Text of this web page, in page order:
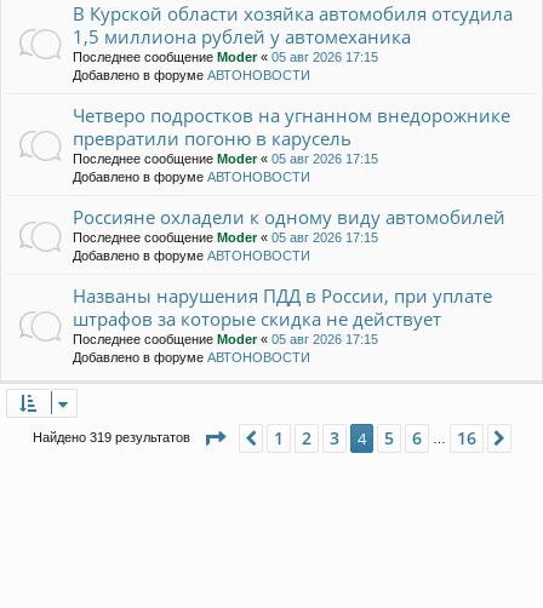
В Курской области хозяйка автомобиля отсудила
1,5 миллиона рублей у автомеханика
Последнее сообщение Moder« 05 авг 2026 17:15
Добавлено в форуме АВТОНОВОСТИ
Четверо подростков на угнанном внедорожнике
превратили погоню в карусель
Последнее сообщение Moder« 05 авг 2026 17:15
Добавлено в форуме АВТОНОВОСТИ
Россияне охладели к одному виду автомобилей
Последнее сообщение Moder« 05 авг 2026 17:15
Добавлено в форуме АВТОНОВОСТИ
Названы нарушения ПДД в России, при уплате
штрафов за которые скидка не действует
Последнее сообщение Moder« 05 авг 2026 17:15
Добавлено в форуме АВТОНОВОСТИ
Найдено 319 результатов Страница из 16
Пред.
1 2 3 4 5 6 16